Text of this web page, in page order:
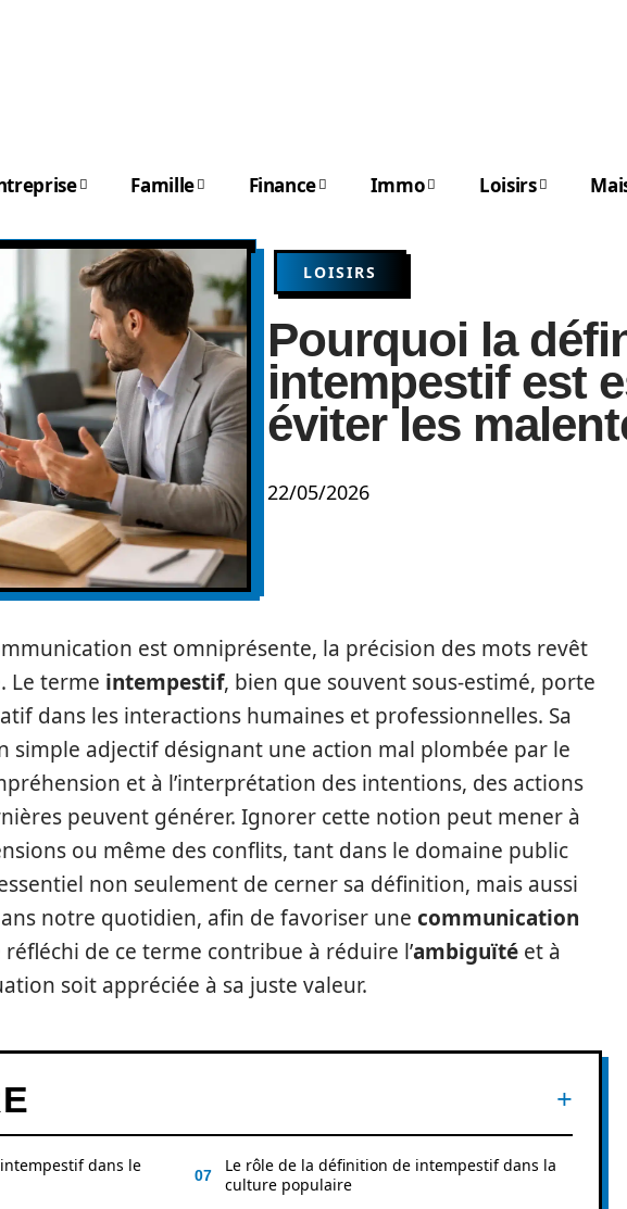
Famille Finance Immo Loisirs
LOISIRS
Pourquoi la
intempestif est
éviter les
22/05/2026
est omniprésente, la précision des mots revêt
Le terme intempestif, bien que souvent sous-estimé, porte
dans les interactions humaines et professionnelles. Sa
simple adjectif désignant une action mal plombée par le
et à l’interprétation des intentions, des actions
peuvent générer. Ignorer cette notion peut mener à
ou même des conflits, tant dans le domaine public
non seulement de cerner sa définition, mais aussi
notre quotidien, afin de favoriser une communication
réfléchi de ce terme contribue à réduire l’ambiguïté et à
soit appréciée à sa juste valeur.
dans le
Le rôle de la définition de intempestif dans la
culture populaire